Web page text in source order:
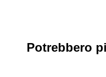
Potrebbero